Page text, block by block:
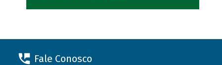
Fale Conosco